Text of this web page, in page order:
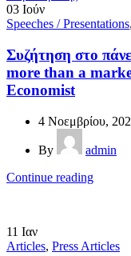
03 Ιούν
Speeches / Presentations,
Συζήτηση στο
more than a
Economist
4 Νοεμβρίου,
By
admin
Continue reading
11 Ιαν
Articles, Press Articles